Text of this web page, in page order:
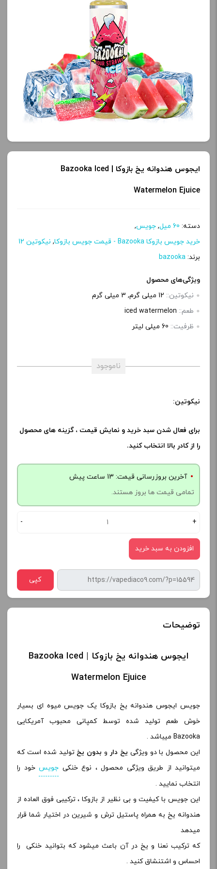
ایجوس هندوانه یخ بازوکا | Bazooka Iced
Watermelon Ejuice
دسته: 60 میل , جویس,
خرید جویس بازوکا Bazooka - قیمت جویس بازوکا
, نیکوتین 12
برند: bazooka
ویژگی‌های محصول
نیکوتین:: 12 میلی گرم, 3 میلی‌ گرم
طعم:: iced watermelon
ظرفیت:: 60 میلی‌ لیتر
ناموجود
نیکوتین:
برای فعال شدن سبد خرید و نمایش قیمت ، گزینه های محصول
را از کادر بالا انتخاب کنید.
آخرین بروزرسانی قیمت: 13 ساعت پیش
تمامی قیمت ها بروز هستند.
- +
افزودن به سبد خرید
کپی
توضیحات
ایجوس هندوانه یخ بازوکا | Bazooka Iced
Watermelon Ejuice
جویس ایجوس هندوانه یخ بازوکا یک جویس میوه ای بسیار
خوش طعم تولید شده توسط کمپانی محبوب آمریکایی
Bazooka میباشد .
این محصول با دو ویژگی یخ دار و بدون یخ تولید شده است که
میتوانید از طریق ویژگی محصول ، نوع خنکی جویس خود را
انتخاب نمایید .
این جویس با کیفیت و بی نظیر از بازوکا ، ترکیبی فوق العاده از
هندوانه یخ به همراه پاستیل ترش و شیرین در اختیار شما قرار
میدهد
که ترکیب نعنا و یخ در آن باعث میشود که بتوانید خنکی را
احساس و اشتنشاق کنید .